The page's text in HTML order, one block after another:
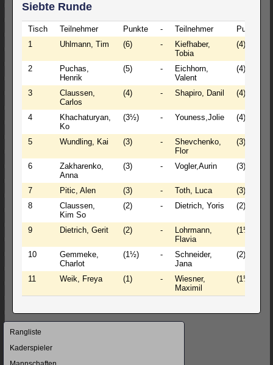
Siebte Runde
Tisch Teilnehmer Punkte - Teilnehmer
Punkte
1
Uhlmann, Tim (6) -
Kiefhaber,
Tobia
(4)
2
Puchas,
Henrik
(5) -
Eichhorn,
Valent
(4)
3
Claussen,
Carlos
(4) - Shapiro, Danil (4)
4
Khachaturyan,
Ko
(3½) - Youness,Jolie (4)
5 Wundling, Kai (3) -
Shevchenko,
Flor
(3)
6
Zakharenko,
Anna
(3) - Vogler,Aurin (3)
7 Pitic, Alen (3) - Toth, Luca
(3)
8
Claussen,
Kim So
(2) - Dietrich, Yoris (2)
9 Dietrich, Gerit (2) -
Lohrmann,
Flavia
(1½)
10
Gemmeke,
Charlot
(1½) -
Schneider,
Jana
(2)
11 Weik, Freya (1) -
Wiesner,
Maximil
(1½)
Navigation
Rangliste
Kaderspieler